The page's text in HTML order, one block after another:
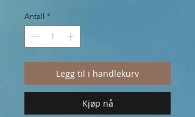
Antall *
Legg til i handlekurv
Kjøp nå